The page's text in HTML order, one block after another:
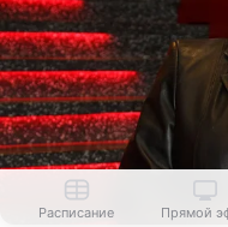
Расписание Прямой